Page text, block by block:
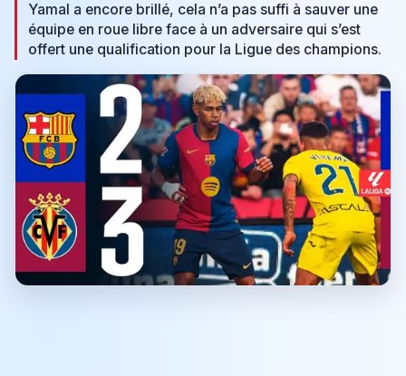
Yamal a encore brillé, cela n’a pas suffi à sauver une
équipe en roue libre face à un adversaire qui s’est
offert une qualification pour la Ligue des champions.